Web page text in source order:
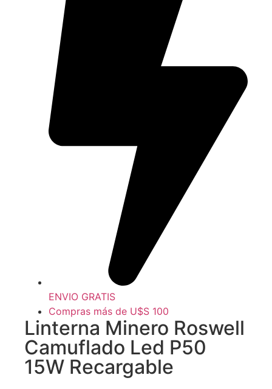
ENVIO GRATIS
Compras más de U$S 100
Linterna Minero Roswell
Camuflado Led P50
15W Recargable